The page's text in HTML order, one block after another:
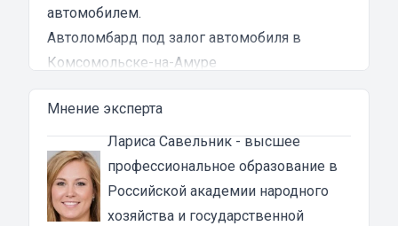
автомобилем.
Автоломбард под залог автомобиля в
Комсомольске-на-Амуре
Автоломбард представляет собой кредитное
учреждение, которое выдает денежные
ссуды под залог паспорта ТС или самого
автомобиля. В роли актива в таком
ломбарде выступает автотранспорт. Сумма
автозайма зависит от марки, модели и
Мнение эксперта
Лариса Савельник- высшее
профессиональное образование в
Российской академии народного
хозяйства и государственной